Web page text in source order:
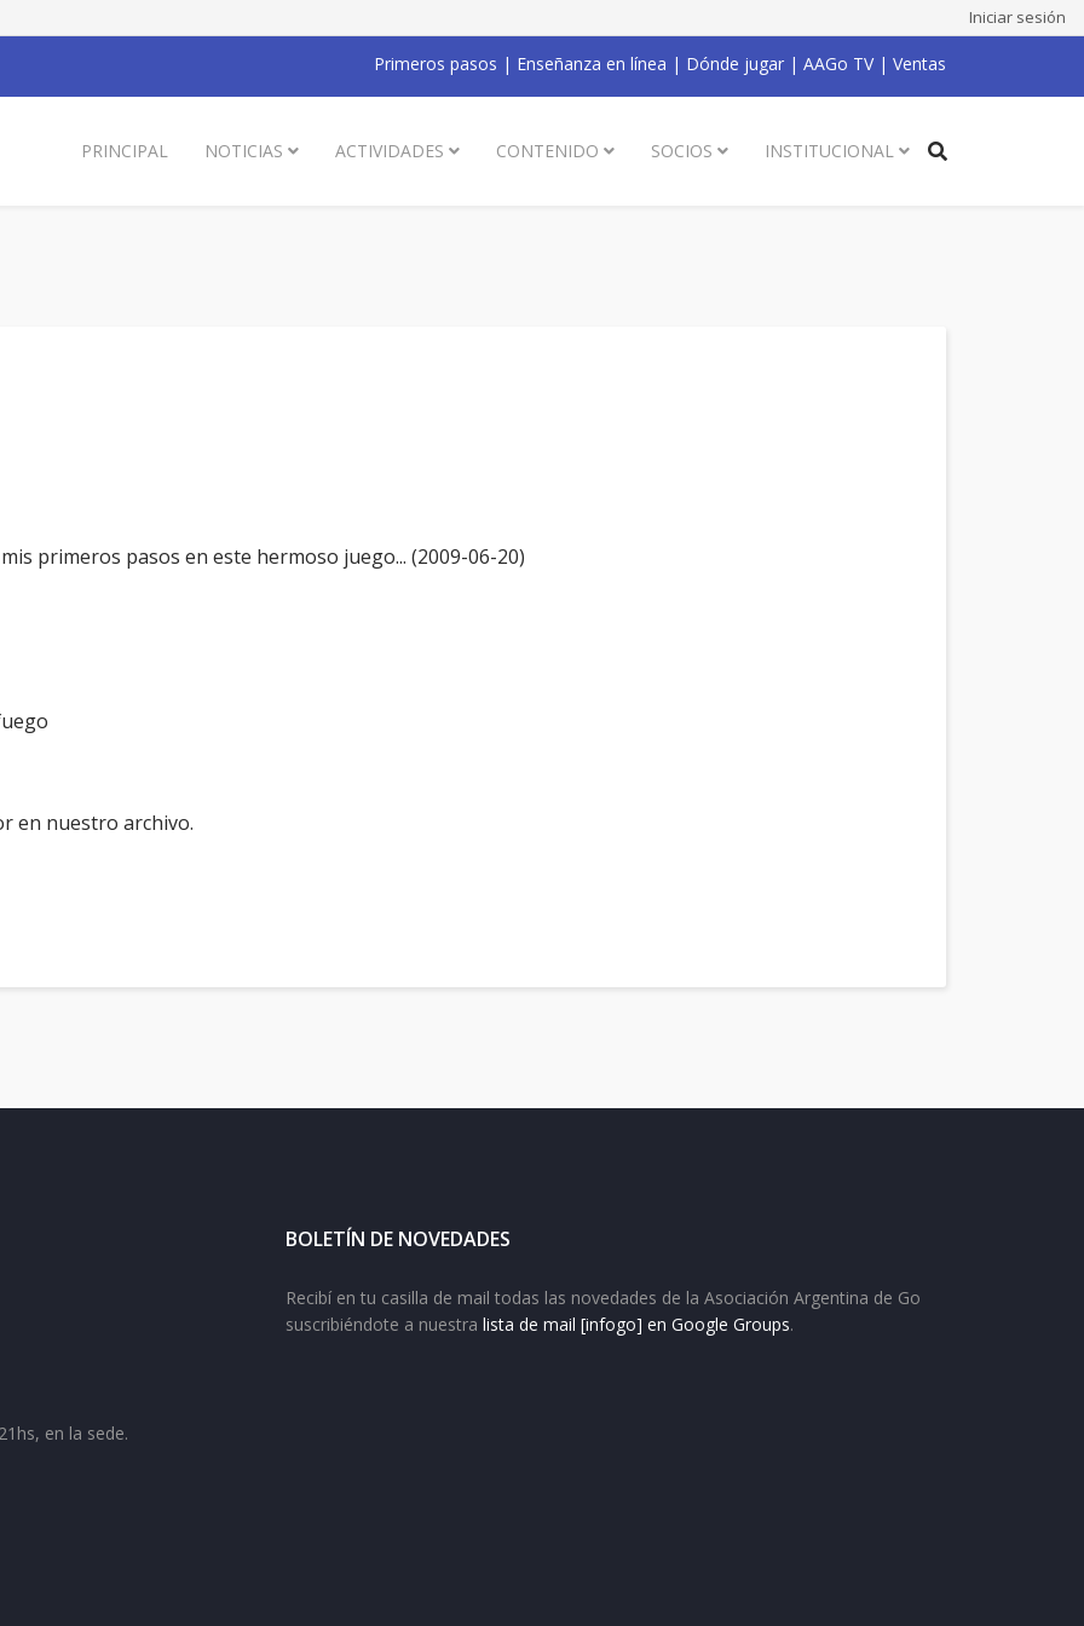
Iniciar sesión
Primeros pasos | Enseñanza en línea | Dónde jugar | AAGo TV| Ventas
PRINCIPAL NOTICIAS ACTIVIDADES CONTENIDO SOCIOS INSTITUCIONAL
primeros pasos en este hermoso juego... (2009-06-20)
en nuestro archivo.
en la sede.
BOLETÍN DE NOVEDADES
Recibí en tu casilla de mail todas las novedades de la Asociación Argentina de Go
suscribiéndote a nuestra lista de mail [infogo] en Google Groups.